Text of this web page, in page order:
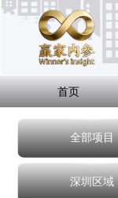
首页
全部项目
深圳区域